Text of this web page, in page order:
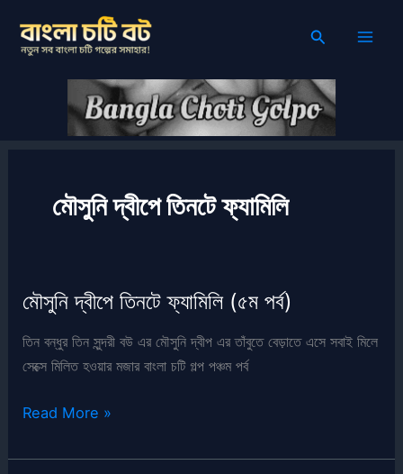
content
Search
মৌসুনি দ্বীপে তিনটে ফ্যামিলি
মৌসুনি দ্বীপে তিনটে ফ্যামিলি (৫ম পর্ব)
তিন বন্ধুর তিন সুন্দরী বউ এর মৌসুনি দ্বীপ এর তাঁবুতে বেড়াতে এসে সবাই মিলে
সেক্সে মিলিত হওয়ার মজার বাংলা চটি গল্প পঞ্চম পর্ব
মৌসুনি
তিনটে
Read More »